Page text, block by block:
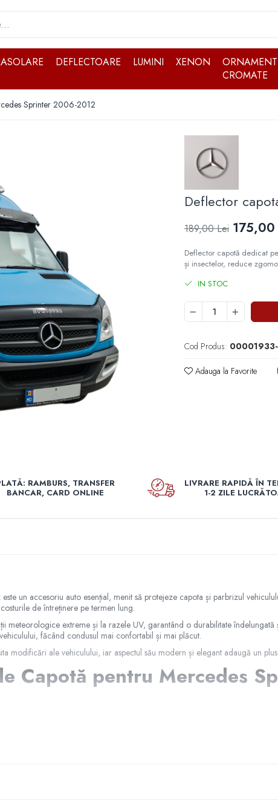
DEFLECTOARE LUMINI XENON
CROMATE
Sprinter 2006-2012
Deflector
189,00 Lei 175,00
Deflector capotă dedicat
și insectelor, reduce
IN STOC
Cod Produs:
Adauga la Favorite
RAMBURS, TRANSFER
BANCAR, CARD ONLINE
LIVRARE RAPIDĂ ÎN
1-2 ZILE
este un accesoriu auto esențial, menit să protejeze capota și parbrizul
de întreținere pe termen lung.
meteorologice extreme și la razele UV, garantând o durabilitate
făcând condusul mai confortabil și mai plăcut.
modificări ale vehiculului, iar aspectul său modern și elegant adaugă un
Capotă pentru Mercedes